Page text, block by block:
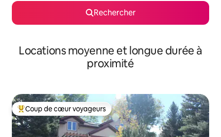
Rechercher
Locations moyenne et longue durée à
proximité
Coups de cœur voyageurs les plus appréciés
Coup de cœur voyageurs